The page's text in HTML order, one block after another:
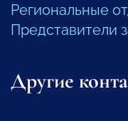
Региональные
Представители
Другие